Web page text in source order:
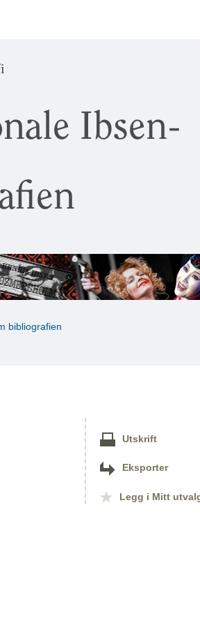
Ibsen-
bibliografien
Utskrift
Eksporter
Legg i Mitt